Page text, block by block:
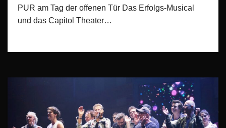
PUR am Tag der offenen Tür Das Erfolgs-Musical
und das Capitol Theater…